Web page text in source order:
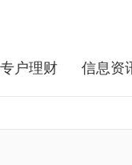
专户理财 信息资